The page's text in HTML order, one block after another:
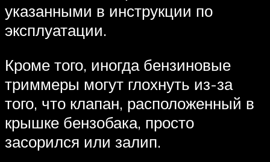
указанными в инструкции по
эксплуатации.
Кроме того, иногда бензиновые
триммеры могут глохнуть из-за
того, что клапан, расположенный в
крышке бензобака, просто
засорился или залип.